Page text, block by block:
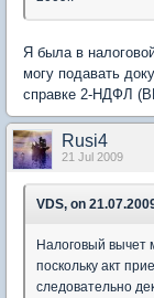
Я была в
могу подавать
справке 2-НДФЛ
Rusi4
21 Jul 2009
VDS, on
Налоговый вычет
поскольку акт
следовательно